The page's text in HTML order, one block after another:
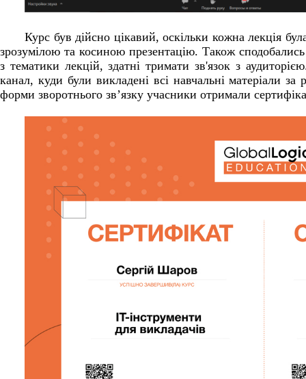
Курс був дійсно цікавий, оскільки кожна лекція
зрозумілою та косиною презентацію. Також
з тематики лекцій, здатні тримати зв'язок з
канал, куди були викладені всі навчальні матеріали за
форми зворотнього зв’язку учасники отримали